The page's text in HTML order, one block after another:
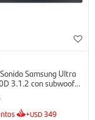
Samsung Ultra
3.1.2 con subwoofer
+USD 349